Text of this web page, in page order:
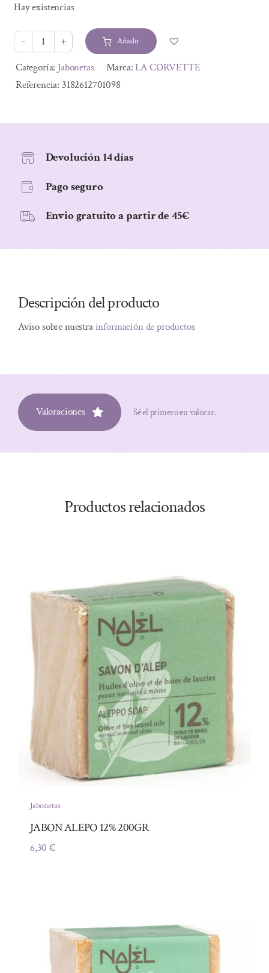
Hay existencias
PASTILLA
DE
JABON
ACEITE
KARITE
100G
Añadir
Alternative:
Categoría: Jabonetas Marca:LA CORVETTE
Referencia: 3182612701098
Devolución 14 días
Pago seguro
Envio gratuito a partir de 45€
Descripción del producto
Aviso sobre nuestrainformación de productos
Valoraciones Sé el primero en valorar.
Productos relacionados
Jabonetas
JABON ALEPO 12% 200GR
6,30€